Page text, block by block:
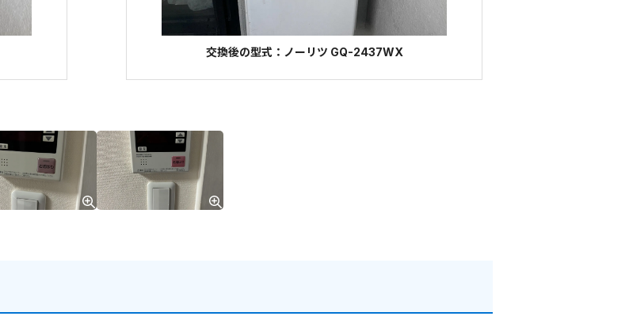
交換後の型式：ノーリツ GQ-2437WX